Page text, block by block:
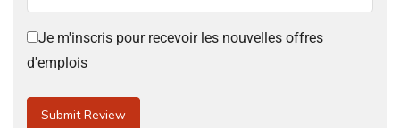
Je m'inscris pour recevoir les nouvelles offres
d'emplois